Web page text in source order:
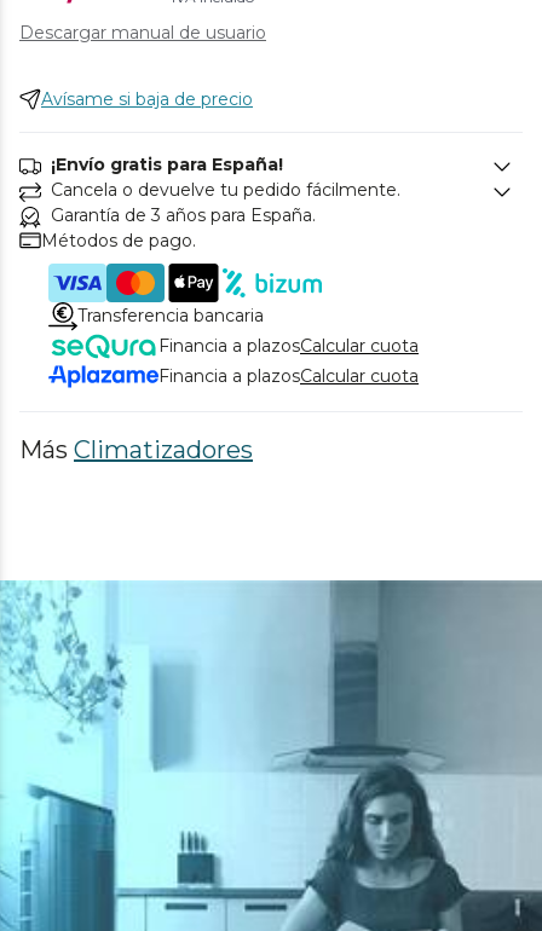
Descargar manual de usuario
Avísame si baja de precio
¡Envío gratis para España!
Cancela o devuelve tu pedido fácilmente.
Garantía de 3 años para España.
Métodos de pago.
Transferencia bancaria
Financia a plazosCalcular cuota
Financia a plazosCalcular cuota
Más Climatizadores